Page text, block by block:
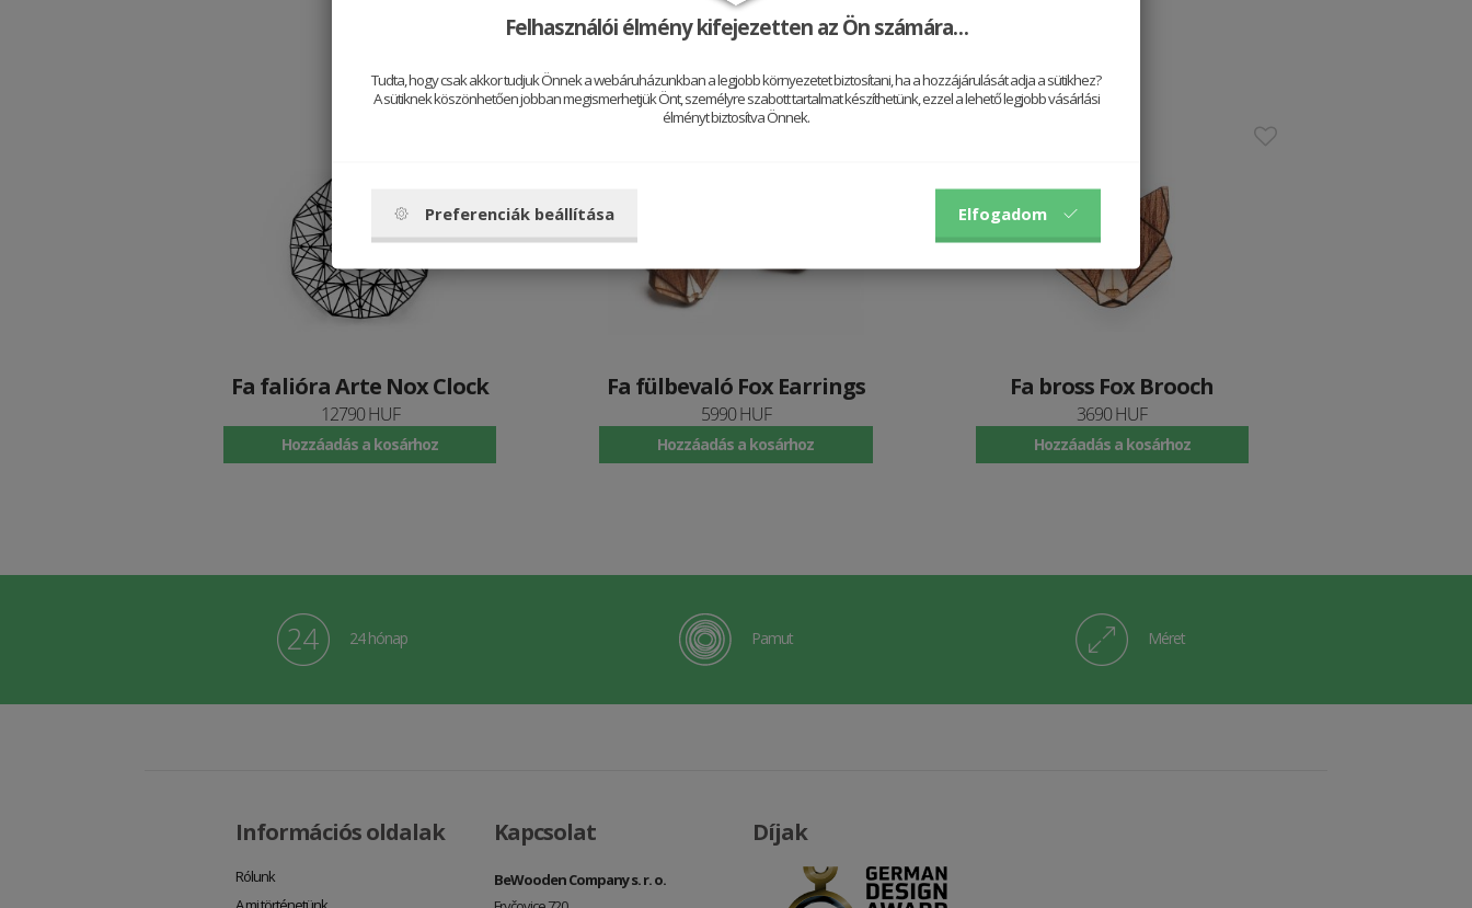
Jól néz ki vele
Fa falióra Arte Nox Clock
12790 HUF
Hozzáadás a kosárhoz
Fa fülbevaló Fox Earrings
5990 HUF
Hozzáadás a kosárhoz
Fa bross Fox Brooch
3690 HUF
Hozzáadás a kosárhoz
24 hónap Pamut Méret
Információs oldalak
Rólunk
Kapcsolat
BeWooden Company s. r. o.
Díjak
Felhasználói élmény kifejezetten az Ön számára…
Tudta, hogy csak akkor tudjuk Önnek a webáruházunkban a legjobb környezetet biztosítani, ha a hozzájárulását adja a sütikhez?
A sütiknek köszönhetően jobban megismerhetjük Önt, személyre szabott tartalmat készíthetünk, ezzel a lehető legjobb vásárlási
élményt biztosítva Önnek.
Preferenciák beállítása Elfogadom